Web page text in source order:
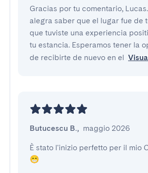
Gracias por tu comentario,
alegra saber que el lugar fue de
que tuviste una experiencia
tu estancia. Esperamos tener la
de recibirte de nuevo en el
Butucescu B., maggio 2026
È stato l'inizio perfetto per il mio
😁